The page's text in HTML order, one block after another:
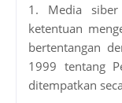
1. Media
ketentuan
bertentangan
1999 tentang
ditempatkan